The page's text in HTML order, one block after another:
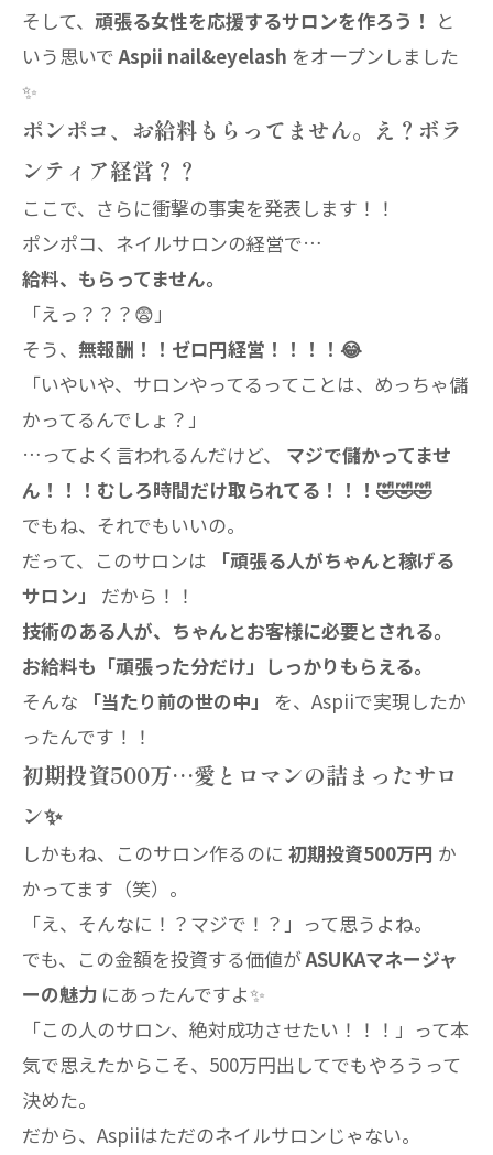
そして、 頑張る女性を応援するサロンを作ろう！ と
いう思いでAspii nail&eyelash をオープンしました
✨
ポンポコ、お給料もらってません。え？ボラ
ンティア経営？？
ここで、さらに衝撃の事実を発表します！！
ポンポコ、ネイルサロンの経営で…
給料、もらってません。
「えっ？？？😨」
そう、 無報酬！！ゼロ円経営！！！！😂
「いやいや、サロンやってるってことは、めっちゃ儲
かってるんでしょ？」
…ってよく言われるんだけど、 マジで儲かってませ
ん！！！むしろ時間だけ取られてる！！！🤣🤣🤣
でもね、それでもいいの。
だって、このサロンは
「頑張る人がちゃんと稼げる
サロン」
だから！！
技術のある人が、ちゃんとお客様に必要とされる。
お給料も「頑張った分だけ」しっかりもらえる。
そんな
「当たり前の世の中」
を、Aspiiで実現したか
ったんです！！
初期投資500万…愛とロマンの詰まったサロ
ン✨
しかもね、このサロン作るのに 初期投資500万円 か
かってます（笑）。
「え、そんなに！？マジで！？」って思うよね。
でも、この金額を投資する価値がASUKAマネージャ
ーの魅力 にあったんですよ✨
「この人のサロン、絶対成功させたい！！！」って本
気で思えたからこそ、500万円出してでもやろうって
決めた。
だから、Aspiiはただのネイルサロンじゃない。